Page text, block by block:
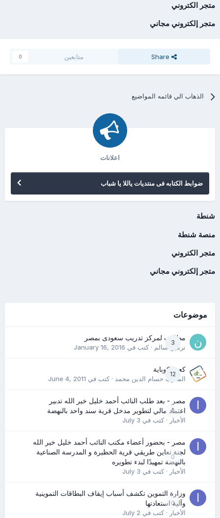
متجر الكتروني
متجر إلكتروني مجاني
Share متابعين 0
الذهاب الي قائمه المواضيع
اعلانات
ضوابط الكتابه فى منتديات ياللا يا شباب
شنطة
منصة شنطة
متجر الكتروني
متجر إلكتروني مجاني
موضوعات
3
مطلوب لمركز تدريب سعودى بمصر
نرمين سالم· كتب في January 16, 2016
12
كعب كوباية
المدرب حسام الدين محمد· كتب في June 4, 2011
0
مصر - بعد طلب النائب أحمد خليل خير الله تدبير
اعتماد مالي لتطوير مدخل قرية سند واحد بالنهضة
الأخبار· كتب في July 3
0
مصر - بحضور أعضاء مكتب النائب أحمد خليل خير الله
لجنة تعاين طريقي قرية الحظيرة و المدرسة الصناعية
بالنهضة تمهيدًا لبدء تطويره
الأخبار· كتب في July 3
0
وزارة التموين تكشف أسباب إيقاف البطاقات التموينية
وآلية استعادتها
الأخبار· كتب في July 2